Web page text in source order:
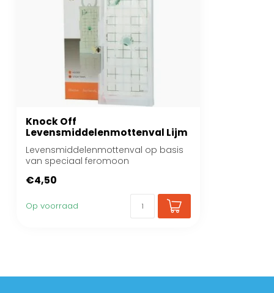
Knock Off
Levensmiddelenmottenval Lijm
Levensmiddelenmottenval op basis
van speciaal feromoon
€4,50
Op voorraad